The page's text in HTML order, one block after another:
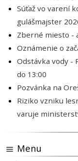
Súťaž vo varení
gulášmajster
Zberné miesto -
Oznámenie o
Odstávka vody -
do 13:00
Pozvánka na
Riziko vzniku
varuje
Menu